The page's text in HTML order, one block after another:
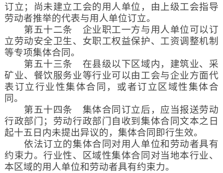
订立；尚未建立工会的用人单位，由上级工会指导
劳动者推举的代表与用人单位订立。
第五十二条 企业职工一方与用人单位可以订
立劳动安全卫生、女职工权益保护、工资调整机制
等专项集体合同。
第五十三条 在县级以下区域内，建筑业、采
矿业、餐饮服务业等行业可以由工会与企业方面代
表订立行业性集体合同，或者订立区域性集体合
同。
第五十四条 集体合同订立后，应当报送劳动
行政部门；劳动行政部门自收到集体合同文本之日
起十五日内未提出异议的，集体合同即行生效。
依法订立的集体合同对用人单位和劳动者具有
约束力。行业性、区域性集体合同对当地本行业、
本区域的用人单位和劳动者具有约束力。